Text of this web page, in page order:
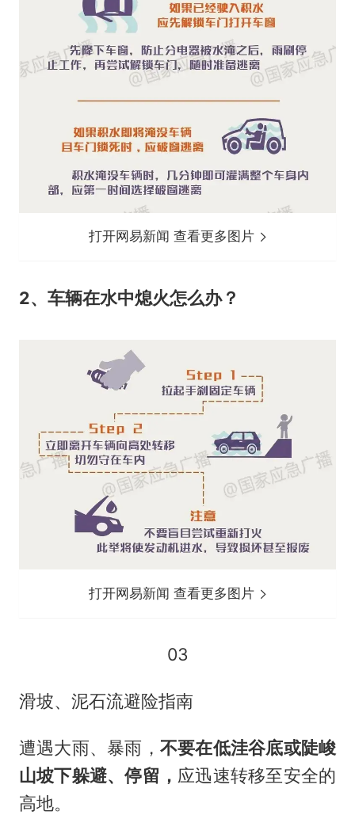
打开网易新闻 查看更多图片
2、车辆在水中熄火怎么办？
打开网易新闻 查看更多图片
03
滑坡、泥石流避险指南
遭遇大雨、暴雨， 不要在低洼谷底或陡峻
山坡下躲避、停留， 应迅速转移至安全的
高地。